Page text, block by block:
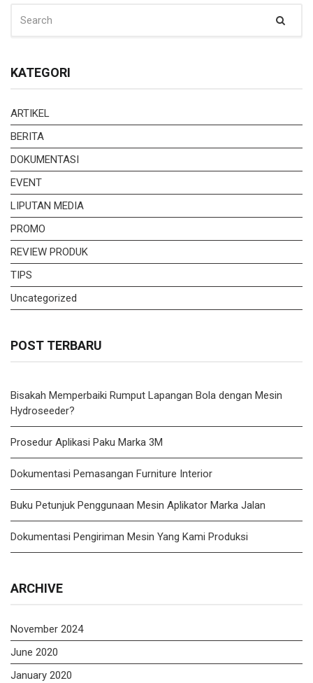
FOR:
KATEGORI
ARTIKEL
BERITA
DOKUMENTASI
EVENT
LIPUTAN MEDIA
PROMO
REVIEW PRODUK
TIPS
Uncategorized
POST TERBARU
Bisakah Memperbaiki Rumput Lapangan Bola dengan Mesin
Hydroseeder?
Prosedur Aplikasi Paku Marka 3M
Dokumentasi Pemasangan Furniture Interior
Buku Petunjuk Penggunaan Mesin Aplikator Marka Jalan
Dokumentasi Pengiriman Mesin Yang Kami Produksi
ARCHIVE
November 2024
June 2020
January 2020